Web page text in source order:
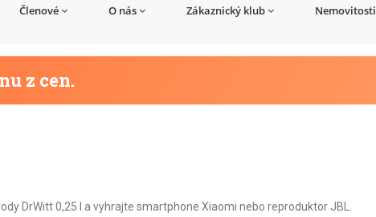
Členové O nás Zákaznický klub Nemovitosti
z cen.
DrWitt 0,25 l a vyhrajte smartphone Xiaomi nebo reproduktor JBL.